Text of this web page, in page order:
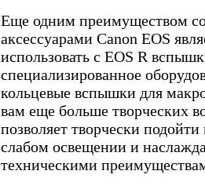
Еще одним преимуществом
аксессуарами Canon EOS
использовать с EOS R
специализированное
кольцевые вспышки для
вам еще больше творческих
позволяет творчески
слабом освещении и
техническими